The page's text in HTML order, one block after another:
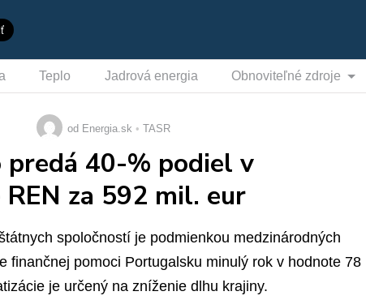
Teplo Jadrová energia Obnoviteľné zdroje
od Energia.sk TASR
40-% podiel v
za 592 mil. eur
spoločností je podmienkou medzinárodných
finančnej pomoci Portugalsku minulý rok v hodnote 78
je určený na zníženie dlhu krajiny.